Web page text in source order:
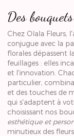
Des
Chez Olala Fleurs,
conjugue avec la
florales dépassent
feuillages : elles
et l'innovation.
particulier,
et des touches de
qui s'adaptent à
choisissant nos
esthétique et
minutieux des